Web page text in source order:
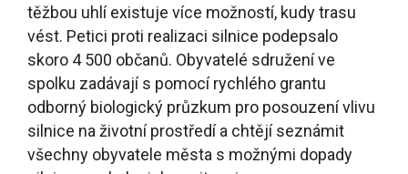
Výstavba obalovny živičných směsí v Týništi nad
Orlicí vyvolala odpor části místních lidí již před
lety, ale tehdejším odpůrcům se nepodařilo
prosadit požadavek na posouzení vlivu stavby na
životní prostředí (EIA). V roce 2018 představila